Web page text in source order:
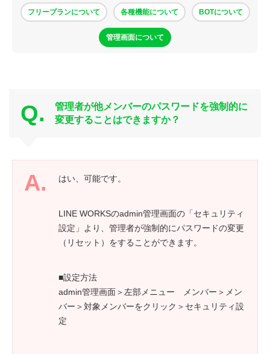
フリープランについて 各種機能について BOTについて
管理画面について
管理者が他メンバーのパスワードを強制的に
変更することはできますか？
はい、可能です。
LINE WORKSのadmin管理画面の「セキュリティ
設定」より、管理者が強制的にパスワードの変更
（リセット）をすることができます。
■設定方法
admin管理画面＞左部メニュー メンバー＞メン
バー＞対象メンバーをクリック＞セキュリティ設
定